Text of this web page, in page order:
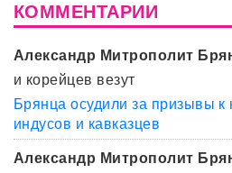
КОММЕНТАРИИ
Александр Митрополит
и корейцев везут
Брянца осудили за призывы
индусов и кавказцев
Александр Митрополит